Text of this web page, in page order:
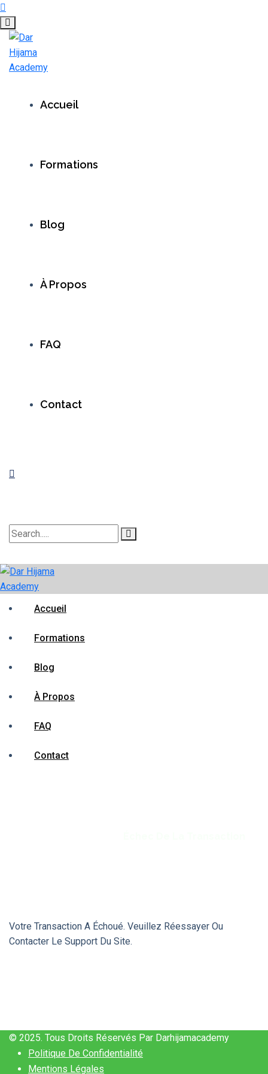
Accueil
Formations
Blog
À Propos
FAQ
Contact
Search
For:
Accueil
Formations
Blog
À Propos
FAQ
Contact
Votre Transaction A Échoué. Veuillez Réessayer Ou
Contacter Le Support Du Site.
© 2025. Tous Droits Réservés Par Darhijamacademy
Politique De Confidentialité
Mentions Légales